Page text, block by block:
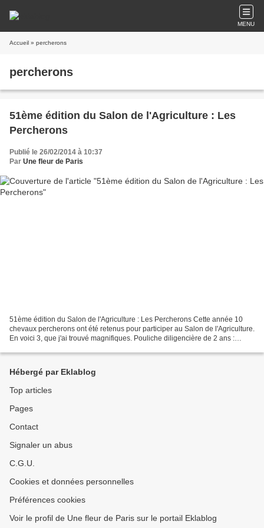
MENU
Accueil » percherons
percherons
51ème édition du Salon de l'Agriculture : Les
Percherons
Publié le 26/02/2014 à 10:37
Par Une fleur de Paris
51ème édition du Salon de l'Agriculture : Les Percherons Cette année 10
chevaux percherons ont été retenus pour participer au Salon de l'Agriculture.
En voici 3, que j'ai trouvé magnifiques. Pouliche diligencière de 2 ans :
Hébergé par Eklablog
Top articles
Pages
Contact
Signaler un abus
C.G.U.
Cookies et données personnelles
Préférences cookies
Voir le profil de Une fleur de Paris sur le portail Eklablog